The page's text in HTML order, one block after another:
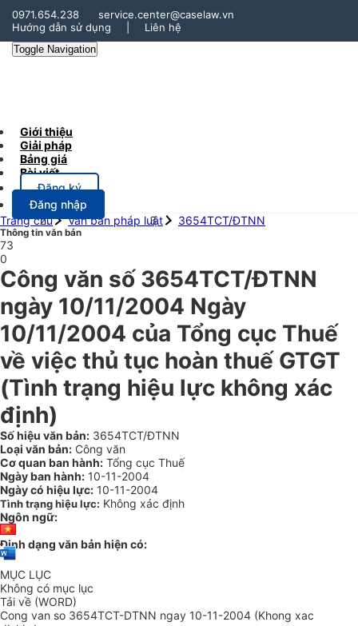
0971.654.238
service.center@caselaw.vn
Hướng dẫn sử dụng
Liên hệ
Toggle Navigation
Giới thiệu
Giải pháp
Bảng giá
Bài viết
Đăng ký
Đăng nhập
Trang chủ
Văn bản pháp luật 3654TCT/ĐTNN
Thông tin văn bản
73
0
Công văn số 3654TCT/ĐTNN
ngày 10/11/2004 Ngày
10/11/2004 của Tổng cục Thuế
về việc thủ tục hoàn thuế GTGT
(Tình trạng hiệu lực không xác
định)
Số hiệu văn bản: 3654TCT/ĐTNN
Loại văn bản: Công văn
Cơ quan ban hành: Tổng cục Thuế
Ngày ban hành: 10-11-2004
Ngày có hiệu lực: 10-11-2004
Tình trạng hiệu lực: Không xác định
Ngôn ngữ:
Định dạng văn bản hiện có:
MỤC LỤC
Không có mục lục
Tải về (WORD)
Cong van so 3654TCT-DTNN ngay 10-11-2004 (Khong xac